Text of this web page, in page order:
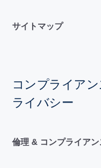
サイトマップ
コンプライア
ライバシー
倫理 & コンプライアン